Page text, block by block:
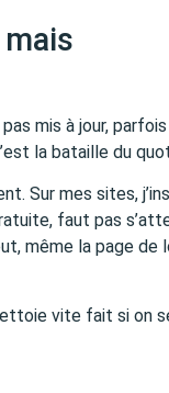
mis à jour,
la bataille du
Sur mes sites,
faut pas
même la page de
vite fait si on